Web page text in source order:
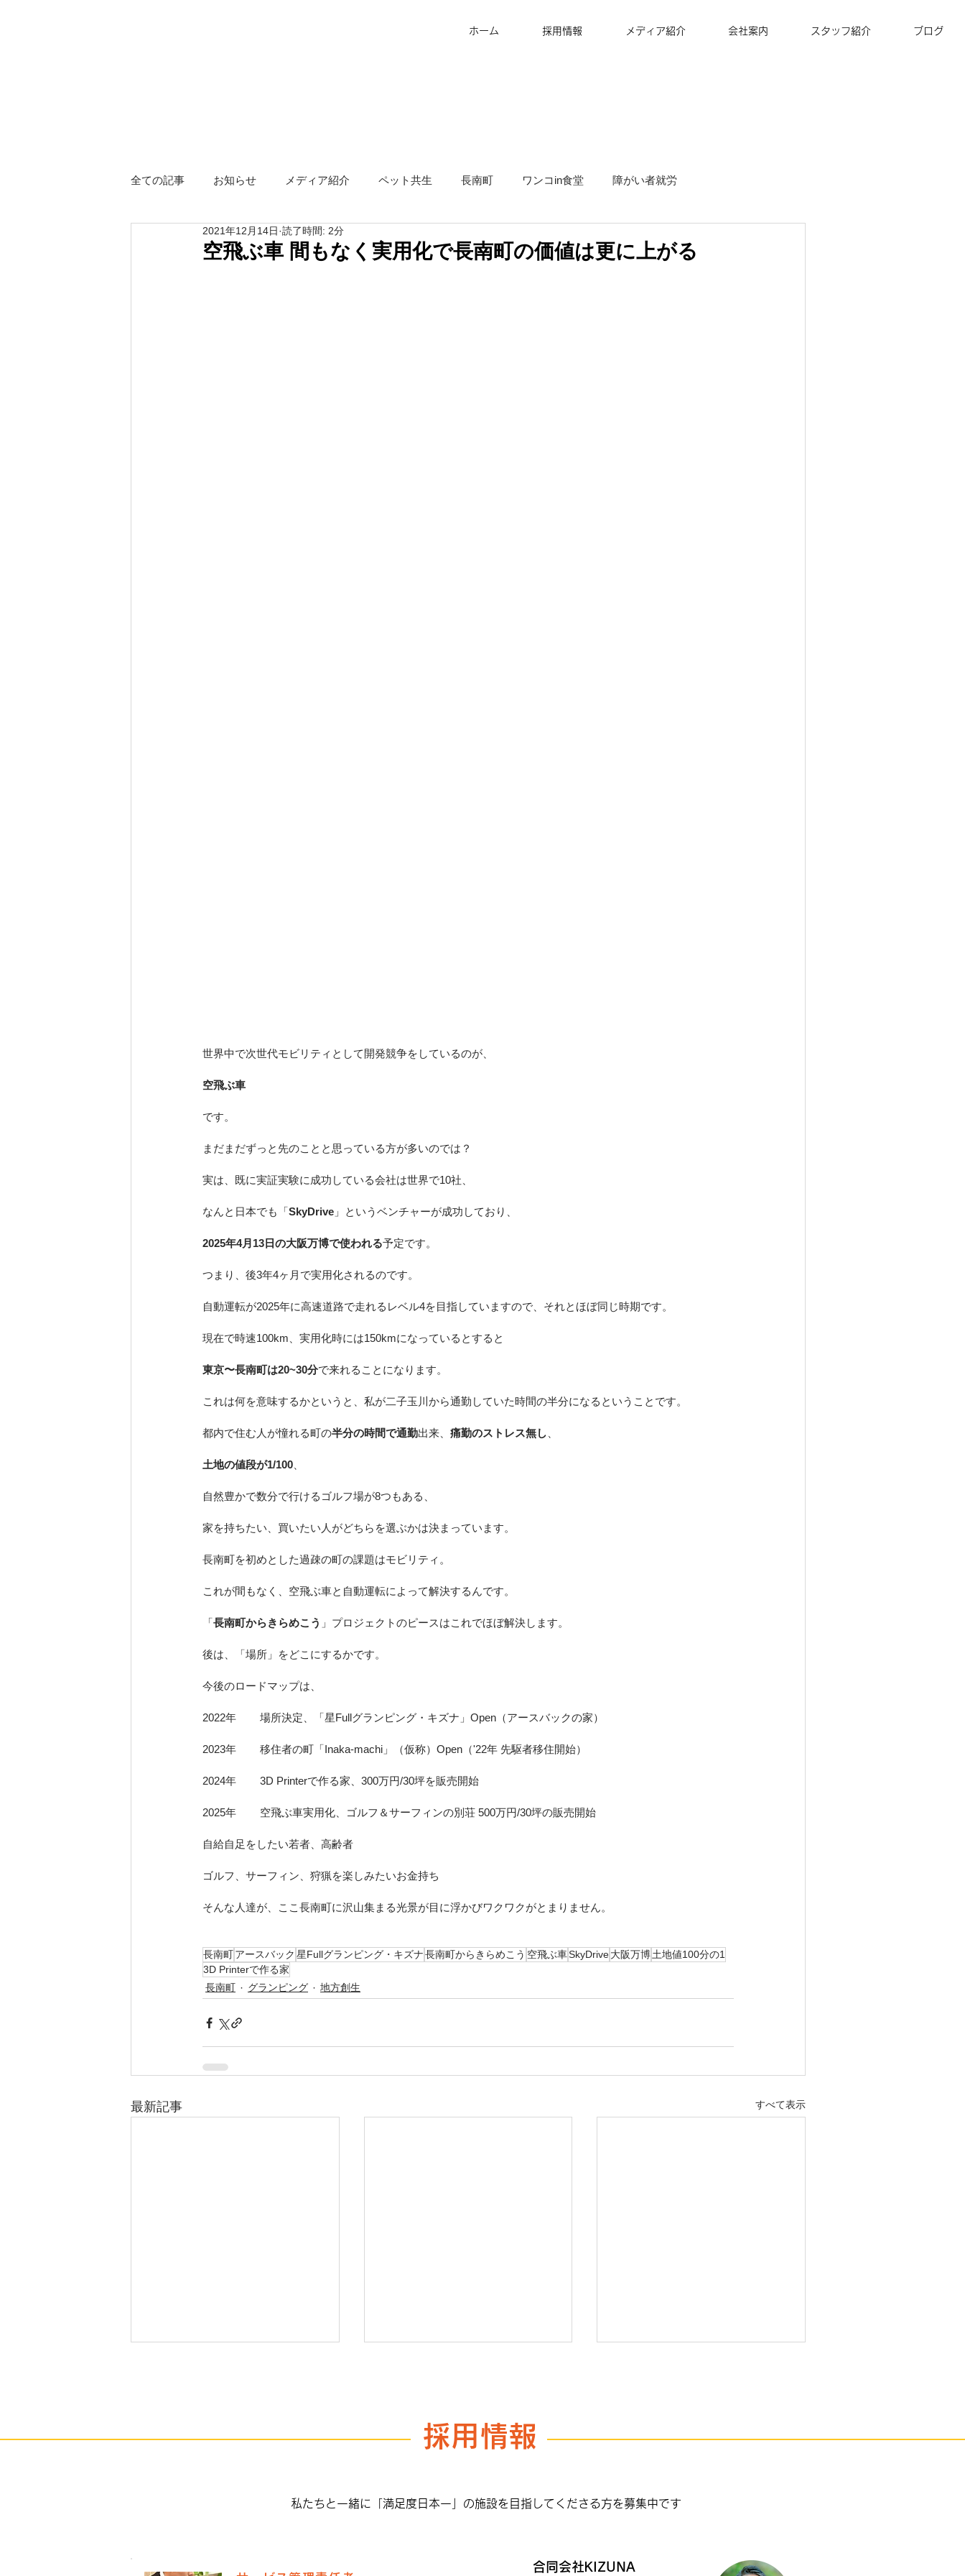
ホーム 採用情報 メディア紹介 会社案内 スタッフ紹介 ブログ
全ての記事 お知らせ メディア紹介 ペット共生 長南町 ワンコin食堂 障がい者就労
障がい者グループホーム スタッフ募集 キズナ・コーヒー
空飛ぶ車 間もなく実用化で長南町の価値は更に上がる
2021年12月14日 読了時間: 2分
世界中で次世代モビリティとして開発競争をしているのが、
空飛ぶ車
です。
まだまだずっと先のことと思っている方が多いのでは？
実は、既に実証実験に成功している会社は世界で10社、
なんと日本でも「SkyDrive 」というベンチャーが成功しており、
2025年4月13日の大阪万博で使われる予定です。
つまり、後3年4ヶ月で実用化されるのです。
自動運転が2025年に高速道路で走れるレベル4を目指していますので、それとほぼ同じ時期です。
現在で時速100km、実用化時には150kmになっているとすると
東京〜長南町は20~30分で来れることになります。
これは何を意味するかというと、私が二子玉川から通勤していた時間の半分になるということです。
都内で住む人が憧れる町の半分の時間で通勤出来、 痛勤のストレス無し
土地の値段が1/100
自然豊かで数分で行けるゴルフ場が8つもある、
家を持ちたい、買いたい人がどちらを選ぶかは決まっています。
長南町を初めとした過疎の町の課題はモビリティ。
これが間もなく、空飛ぶ車と自動運転によって解決するんです。
「長南町からきらめこう 」プロジェクトのピースはこれでほぼ解決します。
後は、「場所」をどこにするかです。
今後のロードマップは、
2022年	場所決定、「星Fullグランピング・キズナ」Open（アースバックの家）
2023年	移住者の町「Inaka-machi」（仮称）Open（'22年 先駆者移住開始）
2024年	3D Printerで作る家、300万円/30坪を販売開始
2025年	空飛ぶ車実用化、ゴルフ＆サーフィンの別荘 500万円/30坪の販売開始
自給自足をしたい若者、高齢者
ゴルフ、サーフィン、狩猟を楽しみたいお金持ち
そんな人達が、ここ長南町に沢山集まる光景が目に浮かびワクワクがとまりません。
長南町アースバック 星Fullグランピング・キズナ長南町からきらめこう 空飛ぶ車SkyDrive大阪万博土地値100分の1
3D Printerで作る家
長南町
グランピング 地方創生
最新記事 すべて表示
手のひらを太陽に
って来る
採用情報
私たちと一緒に「満足度日本一」の施設を目指してくださる方を募集中です
合同会社KIZUNA